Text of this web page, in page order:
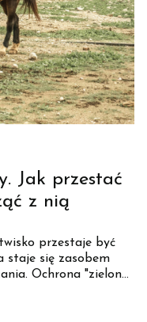
Jak przestać
z nią
przestaje być
staje się zasobem
Ochrona "zielonej
ochrony tego co